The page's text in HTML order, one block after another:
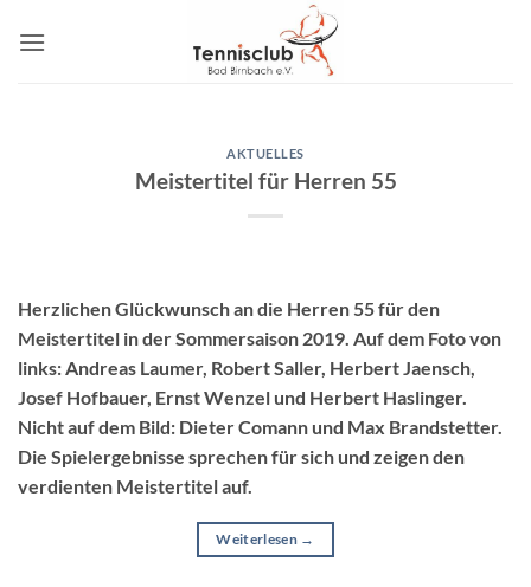
Inhalt
AKTUELLES
Meistertitel für Herren 55
Herzlichen Glückwunsch an die Herren 55 für den
Meistertitel in der Sommersaison 2019. Auf dem Foto von
links: Andreas Laumer, Robert Saller, Herbert Jaensch,
Josef Hofbauer, Ernst Wenzel und Herbert Haslinger.
Nicht auf dem Bild: Dieter Comann und Max Brandstetter.
Die Spielergebnisse sprechen für sich und zeigen den
verdienten Meistertitel auf.
Weiterlesen →